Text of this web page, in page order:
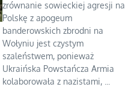
zrównanie sowieckiej agresji na
Polskę z apogeum
banderowskich zbrodni na
Wołyniu jest czystym
szaleństwem, ponieważ
Ukraińska Powstańcza Armia
kolaborowała z nazistami, ...